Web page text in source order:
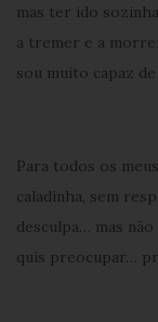
mas ter ido
a tremer e a
sou muito capaz
Para todos os
caladinha, sem
desculpa… mas
quis preocupar…